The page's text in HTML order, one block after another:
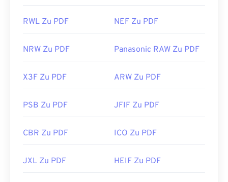
RWL Zu PDF NEF Zu PDF
NRW Zu PDF Panasonic RAW Zu PDF
X3F Zu PDF ARW Zu PDF
PSB Zu PDF JFIF Zu PDF
CBR Zu PDF ICO Zu PDF
JXL Zu PDF HEIF Zu PDF